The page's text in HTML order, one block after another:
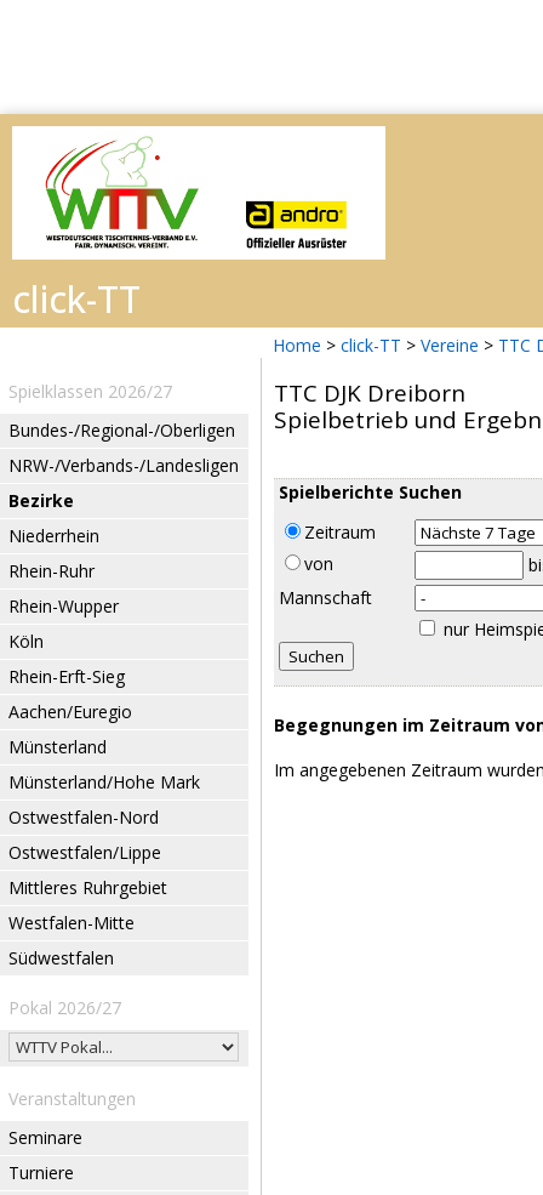
Home > click-TT > Vereine > TTC
Spielklassen 2026/27
Bundes-/Regional-/Oberligen
NRW-/Verbands-/Landesligen
Bezirke
Niederrhein
Rhein-Ruhr
Rhein-Wupper
Köln
Rhein-Erft-Sieg
Aachen/Euregio
Münsterland
Münsterland/Hohe Mark
Ostwestfalen-Nord
Ostwestfalen/Lippe
Mittleres Ruhrgebiet
Westfalen-Mitte
Südwestfalen
Pokal 2026/27
Veranstaltungen
Seminare
Turniere
TTC DJK Dreiborn
Spielbetrieb und
Spielberichte Suchen
Zeitraum
von
Mannschaft
nur
Begegnungen im Zeitraum
Im angegebenen Zeitraum